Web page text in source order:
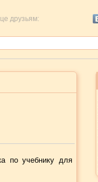
друзьям:
по учебнику для